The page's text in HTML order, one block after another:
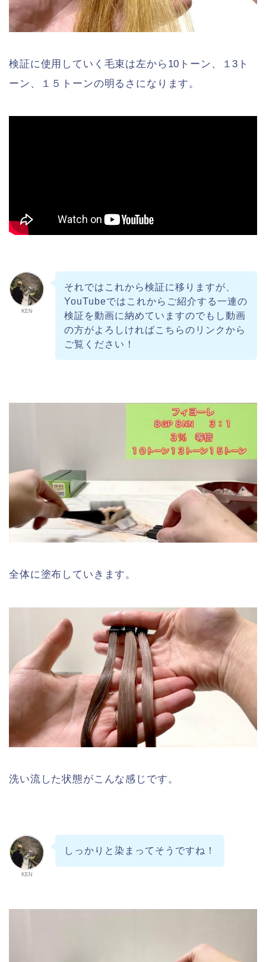
検証に使用していく毛束は左から10トーン、１3ト
ーン、１５トーンの明るさになります。
KEN
それではこれから検証に移りますが、
YouTubeではこれからご紹介する一連の
検証を動画に納めていますのでもし動画
の方がよろしければこちらのリンクから
ご覧ください！
全体に塗布していきます。
洗い流した状態がこんな感じです。
KEN
しっかりと染まってそうですね！